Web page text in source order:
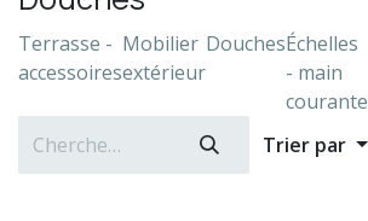
Terrasse -
accessoires
Mobilier
extérieur
DouchesÉchelles
- main
courante
Trier par